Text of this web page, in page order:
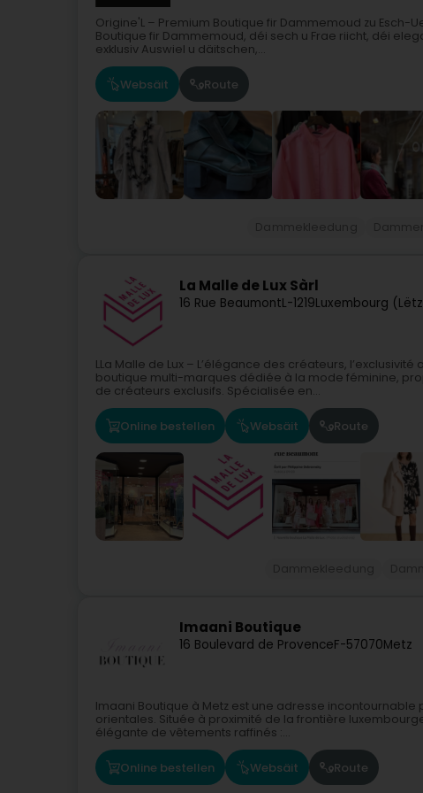
Origine'L – Premium Boutique fir Dammemoud zu Esch-
Boutique fir Dammemoud, déi sech u Frae riicht, déi
exklusiv Auswiel u däitschen,...
Websäit Route
La Malle de Lux Sàrl
16 Rue BeaumontL-1219Luxembourg
LLa Malle de Lux – L’élégance des créateurs,
boutique multi-marques dédiée à la mode féminine,
de créateurs exclusifs. Spécialisée en...
Online bestellen Websäit Route
Imaani Boutique
16 Boulevard de ProvenceF-57070Metz
Imaani Boutique à Metz est une adresse
orientales. Située à proximité de la frontière
élégante de vêtements raffinés :...
Online bestellen Websäit Route